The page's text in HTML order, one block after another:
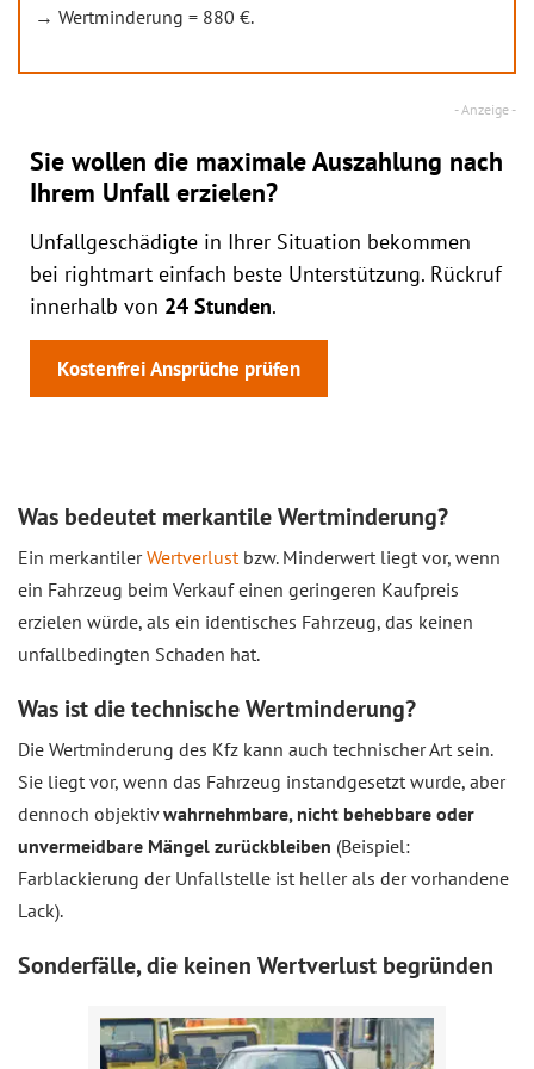
→ Wertminderung = 880 €.
Sie wollen die maximale Auszahlung nach
Ihrem Unfall erzielen?
Unfallgeschädigte in Ihrer Situation bekommen
bei rightmart einfach beste Unterstützung. Rückruf
innerhalb von 24 Stunden.
Kostenfrei Ansprüche prüfen
Was bedeutet merkantile Wertminderung?
Ein merkantilerWertverlustbzw. Minderwert liegt vor, wenn
ein Fahrzeug beim Verkauf einen geringeren Kaufpreis
erzielen würde, als ein identisches Fahrzeug, das keinen
unfallbedingten Schaden hat.
Was ist die technische Wertminderung?
Die Wertminderung des Kfz kann auch technischer Art sein.
Sie liegt vor, wenn das Fahrzeug instandgesetzt wurde, aber
dennoch objektivwahrnehmbare, nicht behebbare oder
unvermeidbare Mängel zurückbleiben (Beispiel:
Farblackierung der Unfallstelle ist heller als der vorhandene
Lack).
Sonderfälle, die keinen Wertverlust begründen